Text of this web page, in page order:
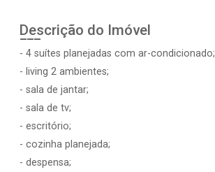
Descrição do Imóvel
- 4 suítes planejadas com ar-condicionado;
- living 2 ambientes;
- sala de jantar;
- sala de tv;
- escritório;
- cozinha planejada;
- despensa;